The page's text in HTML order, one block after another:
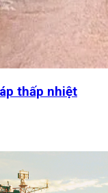
thấp nhiệt